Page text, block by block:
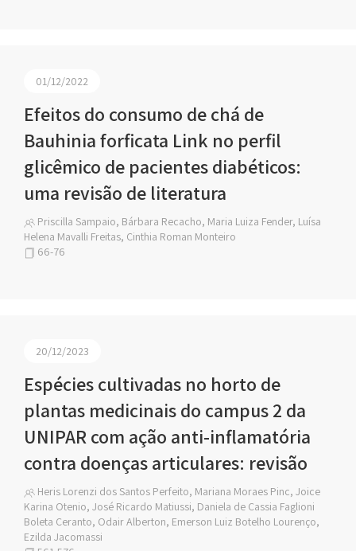
01/12/2022
Efeitos do consumo de chá de
Bauhinia forficata Link no perfil
glicêmico de pacientes diabéticos:
uma revisão de literatura
Priscilla Sampaio, Bárbara Recacho, Maria Luiza Fender, Luísa
Helena Mavalli Freitas, Cinthia Roman Monteiro
66-76
20/12/2023
Espécies cultivadas no horto de
plantas medicinais do campus 2 da
UNIPAR com ação anti-inflamatória
contra doenças articulares: revisão
Heris Lorenzi dos Santos Perfeito, Mariana Moraes Pinc, Joice
Karina Otenio, José Ricardo Matiussi, Daniela de Cassia Faglioni
Boleta Ceranto, Odair Alberton, Emerson Luiz Botelho Lourenço,
Ezilda Jacomassi